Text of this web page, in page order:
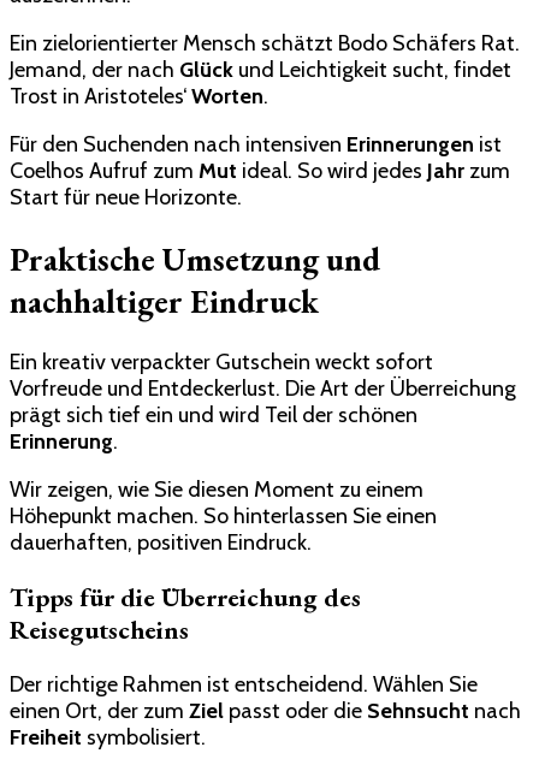
Ein zielorientierter Mensch schätzt Bodo Schäfers Rat.
Jemand, der nach Glück und Leichtigkeit sucht, findet
Trost in Aristoteles‘Worten.
Für den Suchenden nach intensiven Erinnerungen ist
Coelhos Aufruf zum Mut ideal. So wird jedes Jahr zum
Start für neue Horizonte.
Praktische Umsetzung und
nachhaltiger Eindruck
Ein kreativ verpackter Gutschein weckt sofort
Vorfreude und Entdeckerlust. Die Art der Überreichung
prägt sich tief ein und wird Teil der schönen
Erinnerung.
Wir zeigen, wie Sie diesen Moment zu einem
Höhepunkt machen. So hinterlassen Sie einen
dauerhaften, positiven Eindruck.
Tipps für die Überreichung des
Reisegutscheins
Der richtige Rahmen ist entscheidend. Wählen Sie
einen Ort, der zum Ziel passt oder die Sehnsucht nach
Freiheit symbolisiert.